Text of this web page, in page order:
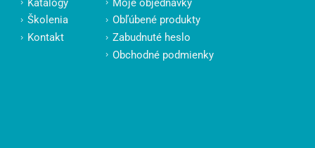
Katalógy
Školenia
Kontakt
Moje objednávky
Obľúbené produkty
Zabudnuté heslo
Obchodné podmienky